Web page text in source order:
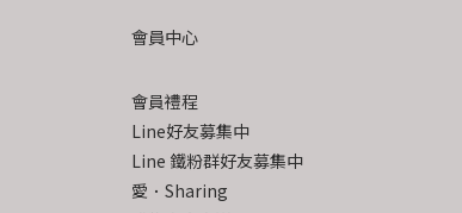
會員中心
會員禮程
Line好友募集中
Line 鐵粉群好友募集中
愛．Sharing